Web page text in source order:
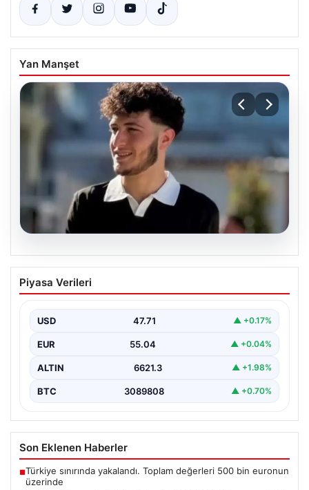
Yan Manşet
Fatih’te 19 yaşındaki Ali’nin bıçakla
öldürüldüğü kavgaya ilişkin gözaltı
Piyasa Verileri
USD 47.71 ▲ +0.17%
EUR 55.04 ▲ +0.04%
ALTIN 6621.3 ▲ +1.98%
BTC 3089808 ▲ +0.70%
Son Eklenen Haberler
■Türkiye sınırında yakalandı. Toplam değerleri 500 bin euronun
üzerinde